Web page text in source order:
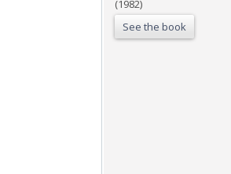
(1982)
See the book